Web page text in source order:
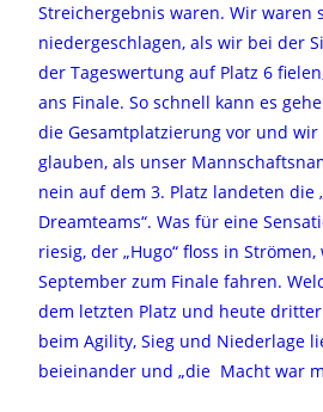
Streichergebnis waren. Wir waren
niedergeschlagen, als wir bei der
der Tageswertung auf Platz 6
ans Finale. So schnell kann es
die Gesamtplatzierung vor und wir
glauben, als unser
nein auf dem 3. Platz landeten die
Dreamteams“. Was für eine
riesig, der „Hugo“ floss in
September zum Finale fahren.
dem letzten Platz und heute
beim Agility, Sieg und Niederlage
beieinander und „die Macht war